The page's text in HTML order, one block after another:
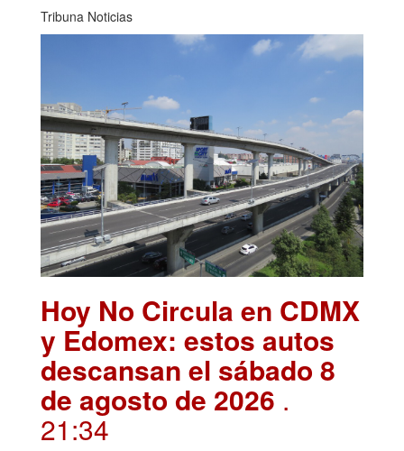
Tribuna Noticias
Hoy No Circula en CDMX
y Edomex: estos autos
descansan el sábado 8
de agosto de 2026 .
21:34